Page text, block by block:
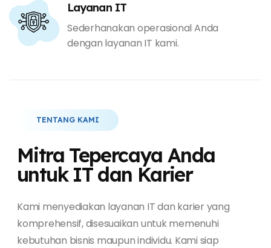
Layanan IT
Sederhanakan operasional Anda
dengan layanan IT kami.
TENTANG KAMI
Mitra Tepercaya Anda
untuk IT dan Karier
Kami menyediakan layanan IT dan karier yang
komprehensif, disesuaikan untuk memenuhi
kebutuhan bisnis maupun individu. Kami siap